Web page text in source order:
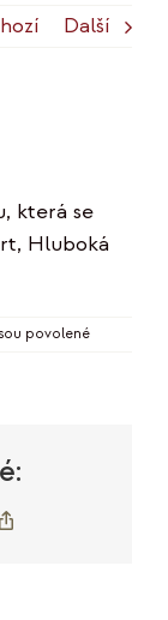
Další
která se
Hluboká
povolenéu